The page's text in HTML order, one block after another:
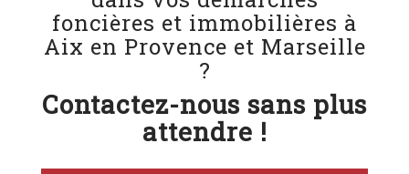
foncières et immobilières à
Aix en Provence et Marseille
?
Contactez-nous sans plus
attendre !